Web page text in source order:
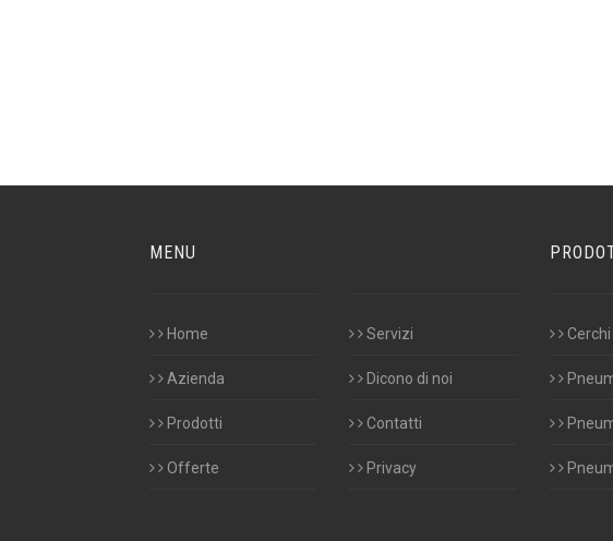
MENU
Home
Azienda
Prodotti
Offerte
Servizi
Dicono di noi
Contatti
Privacy